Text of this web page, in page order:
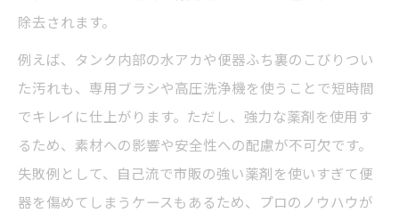
除去されます。
例えば、タンク内部の水アカや便器ふち裏のこびりつい
た汚れも、専用ブラシや高圧洗浄機を使うことで短時間
でキレイに仕上がります。ただし、強力な薬剤を使用す
るため、素材への影響や安全性への配慮が不可欠です。
失敗例として、自己流で市販の強い薬剤を使いすぎて便
器を傷めてしまうケースもあるため、プロのノウハウが